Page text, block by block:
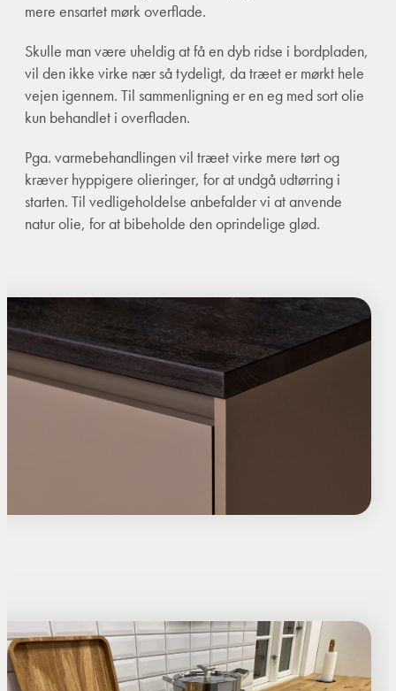
mere ensartet mørk overflade.
Skulle man være uheldig at få en dyb ridse i bordpladen,
vil den ikke virke nær så tydeligt, da træet er mørkt hele
vejen igennem. Til sammenligning er en eg med sort olie
kun behandlet i overfladen.
Pga. varmebehandlingen vil træet virke mere tørt og
kræver hyppigere olieringer, for at undgå udtørring i
starten. Til vedligeholdelse anbefalder vi at anvende
natur olie, for at bibeholde den oprindelige glød.